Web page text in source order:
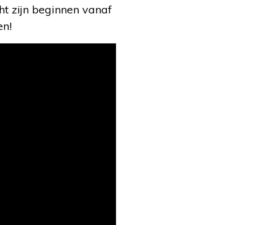
zijn beginnen vanaf